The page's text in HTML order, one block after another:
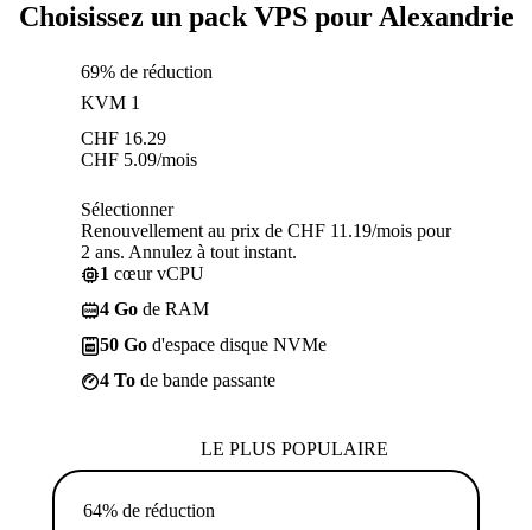
Choisissez un pack VPS pour Alexandrie
69% de réduction
KVM 1
CHF 16.29
CHF 5.09/mois
Sélectionner
Renouvellement au prix de CHF 11.19/mois pour
2 ans. Annulez à tout instant.
1 cœur vCPU
4 Go de RAM
50 Go d'espace disque NVMe
4 To de bande passante
LE PLUS POPULAIRE
64% de réduction